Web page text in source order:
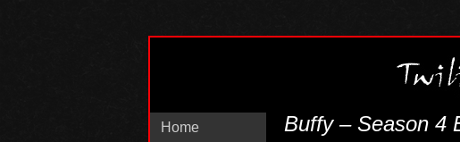
Home Buffy – Season 4